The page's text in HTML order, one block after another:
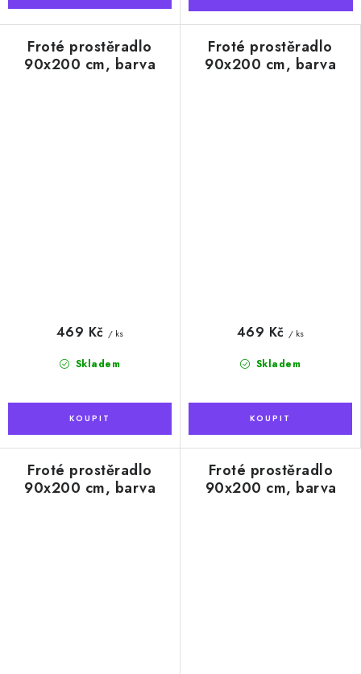
Froté prostěradlo
90x200 cm, barva
Skladem
469 Kč / ks
Froté prostěradlo
90x200 cm, barva
Skladem
469 Kč / ks
Froté prostěradlo
90x200 cm, barva
Froté prostěradlo
90x200 cm, barva